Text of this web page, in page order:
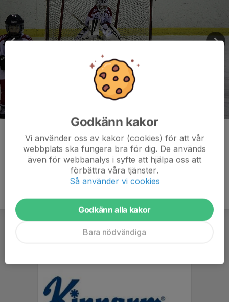
Kommentarer
Godkänn kakor
Vi använder oss av kakor (cookies) för att vår
webbplats ska fungera bra för dig. De används
även för webbanalys i syfte att hjälpa oss att
förbättra våra tjänster.
Så använder vi cookies
Godkänn alla kakor
Bara nödvändiga